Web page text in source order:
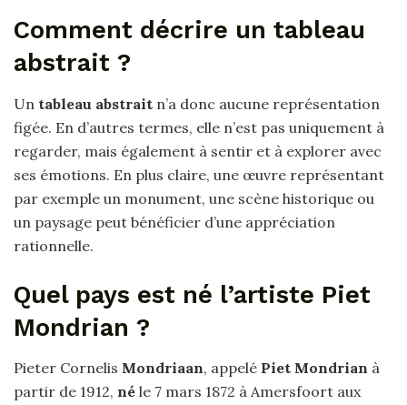
Comment décrire un tableau
abstrait ?
Un tableau abstrait n’a donc aucune représentation
figée. En d’autres termes, elle n’est pas uniquement à
regarder, mais également à sentir et à explorer avec
ses émotions. En plus claire, une œuvre représentant
par exemple un monument, une scène historique ou
un paysage peut bénéficier d’une appréciation
rationnelle.
Quel pays est né l’artiste Piet
Mondrian ?
Pieter Cornelis Mondriaan, appelé Piet Mondrian à
partir de 1912, né le 7 mars 1872 à Amersfoort aux